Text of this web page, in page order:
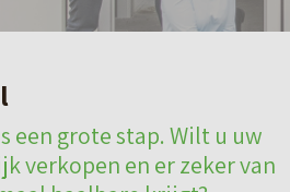
een grote stap. Wilt u uw
verkopen en er zeker van